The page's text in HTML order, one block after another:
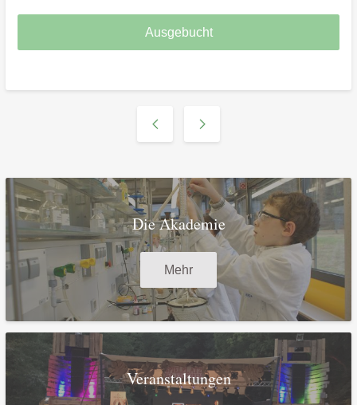
Ausgebucht
Die Akademie
Mehr
Veranstaltungen